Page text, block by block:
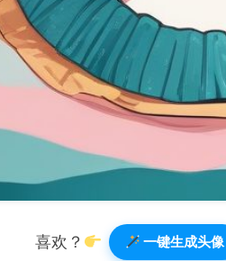
喜欢？ 一键生成头像